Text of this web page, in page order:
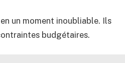
un moment inoubliable. Ils
budgétaires.